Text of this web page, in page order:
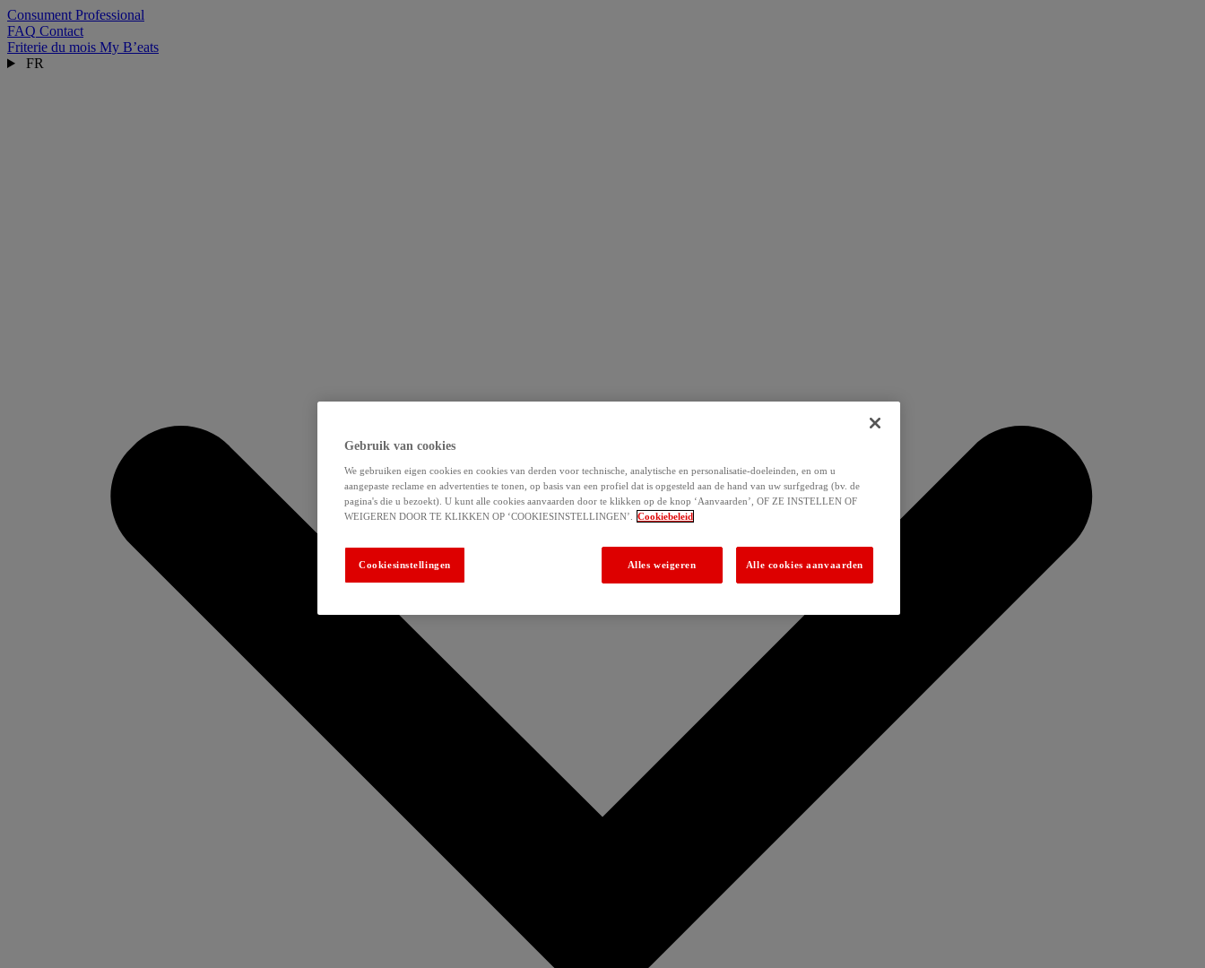
Consument Professional
FAQ Contact
Friterie du mois My B’eats
FR
Gebruik van cookies
We gebruiken eigen cookies en cookies van derden voor technische, analytische en personalisatie-doeleinden, en om u
aangepaste reclame en advertenties te tonen, op basis van een profiel dat is opgesteld aan de hand van uw surfgedrag (bv. de
pagina's die u bezoekt). U kunt alle cookies aanvaarden door te klikken op de knop ‘Aanvaarden’, OF ZE INSTELLEN OF
WEIGEREN DOOR TE KLIKKEN OP ‘COOKIESINSTELLINGEN’.
Cookiebeleid
Alles weigeren Alle cookies aanvaarden
Cookiesinstellingen